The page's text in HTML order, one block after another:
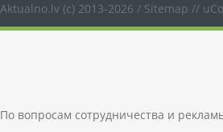
Aktualno.lv (c) 2013-2026 / Sitemap //
По вопросам сотрудничества и